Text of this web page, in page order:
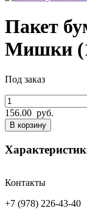
Пакет
Мишки
Под заказ
156.00 руб.
В корзину
Контакты
+7 (978) 226-43-40